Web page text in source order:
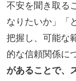
不安を聞き取る
なりたいか」「
把握し、可能な
的な信頼関係に
があることで、